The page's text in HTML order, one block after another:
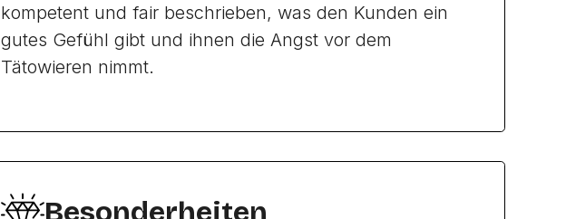
kompetent und fair beschrieben, was den Kunden ein
gutes Gefühl gibt und ihnen die Angst vor dem
Tätowieren nimmt.